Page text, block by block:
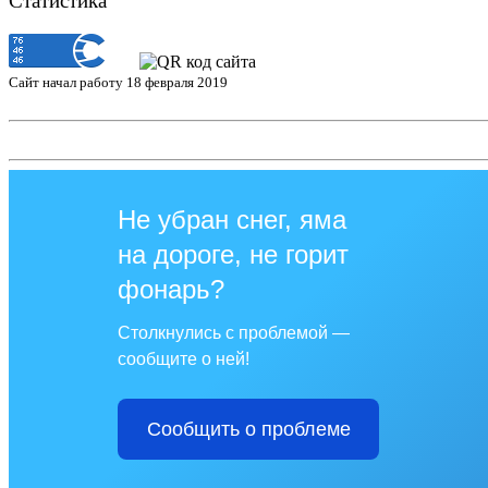
Сайт начал работу 18 февраля 2019
Не убран снег, яма
на дороге, не горит
фонарь?
Столкнулись с проблемой —
сообщите о ней!
Сообщить о проблеме